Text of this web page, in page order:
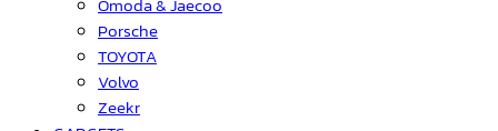
Porsche
TOYOTA
Volvo
Zeekr